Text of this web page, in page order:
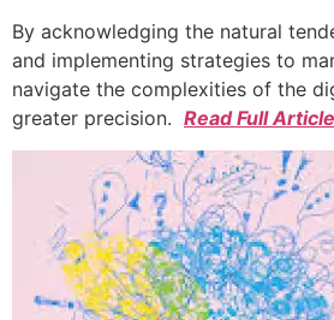
By acknowledging the natural
and implementing strategies to
navigate the complexities of the
greater precision. Read Full Article